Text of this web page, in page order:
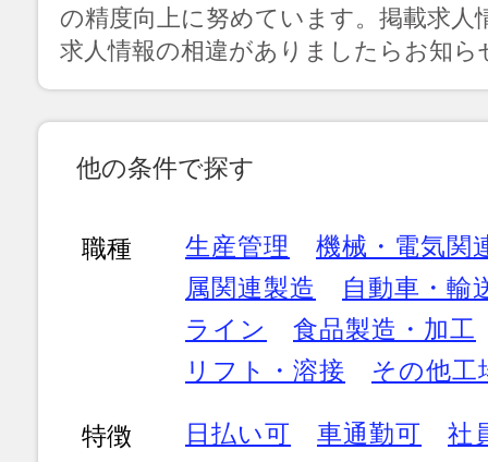
の精度向上に努めています。掲載求人
求人情報の相違がありましたらお知ら
他の条件で探す
職種 生産管理
機械・電気関
属関連製造
自動車・輸
ライン
食品製造・加工
リフト・溶接
その他工
特徴 日払い可 車通勤可
社